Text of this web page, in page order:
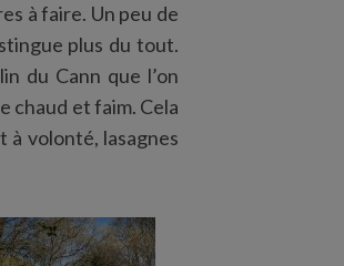
à faire. Un peu de
plus du tout.
du Cann que l’on
chaud et faim. Cela
volonté, lasagnes